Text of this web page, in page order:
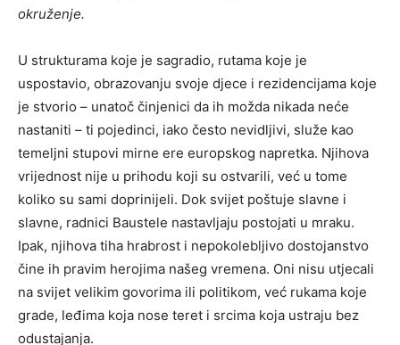
okruženje.
U strukturama koje je sagradio, rutama koje je
uspostavio, obrazovanju svoje djece i rezidencijama koje
je stvorio – unatoč činjenici da ih možda nikada neće
nastaniti – ti pojedinci, iako često nevidljivi, služe kao
temeljni stupovi mirne ere europskog napretka. Njihova
vrijednost nije u prihodu koji su ostvarili, već u tome
koliko su sami doprinijeli. Dok svijet poštuje slavne i
slavne, radnici Baustele nastavljaju postojati u mraku.
Ipak, njihova tiha hrabrost i nepokolebljivo dostojanstvo
čine ih pravim herojima našeg vremena. Oni nisu utjecali
na svijet velikim govorima ili politikom, već rukama koje
grade, leđima koja nose teret i srcima koja ustraju bez
odustajanja.